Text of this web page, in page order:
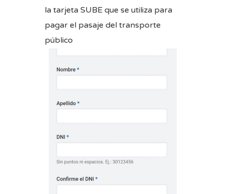
la tarjeta SUBE que se utiliza para
pagar el pasaje del transporte
público